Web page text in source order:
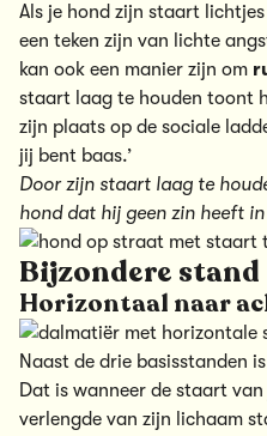
Als je hond zijn staart
een teken zijn van lichte
kan ook een manier zijn om
staart laag te houden toont
zijn plaats op de sociale
jij bent baas.’
Door zijn staart laag te
hond dat hij geen zin heeft
Bijzondere stand
Horizontaal naar
Naast de drie basisstanden
Dat is wanneer de staart
verlengde van zijn lichaam